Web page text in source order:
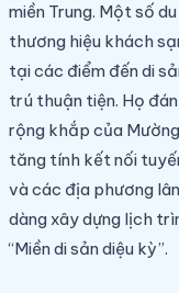
miền Trung. Một số
thương hiệu khách
tại các điểm đến di
trú thuận tiện. Họ
rộng khắp của
tăng tính kết nối
và các địa phương
dàng xây dựng lịch
“Miền di sản diệu kỳ”.